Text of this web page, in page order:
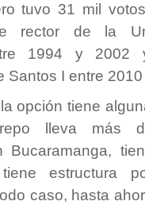
tuvo 31 mil
rector de la
1994 y 2002
Santos I entre
opción tiene
lleva más
Bucaramanga,
estructura
caso, hasta